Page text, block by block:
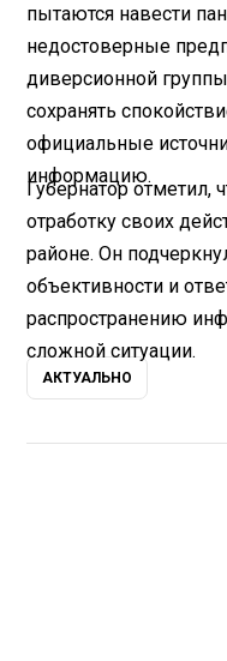
пытаются навести
недостоверные
диверсионной
сохранять
официальные
информацию.
Губернатор отметил,
отработку своих
районе. Он
объективности и
распространению
сложной ситуации.
АКТУАЛЬНО